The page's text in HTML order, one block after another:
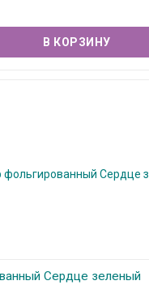
Сердце зеленый